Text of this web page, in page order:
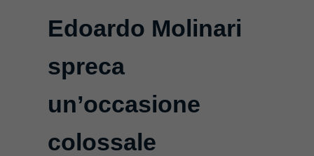
Edoardo Molinari
spreca
un’occasione
colossale